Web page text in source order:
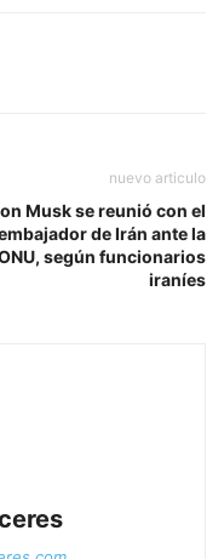
nuevo articulo
Musk se reunió con el
de Irán ante la
según funcionarios
iraníes